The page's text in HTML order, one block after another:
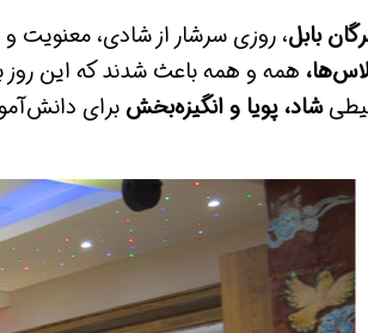
بابل، روزی سرشار از شادی، معنویت
همه و همه باعث شدند که این روز
شاد، پویا و انگیزه‌بخش برای